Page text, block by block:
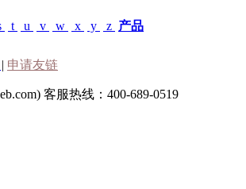
t u v w x y z 产品
| 申请友链
客服热线：400-689-0519